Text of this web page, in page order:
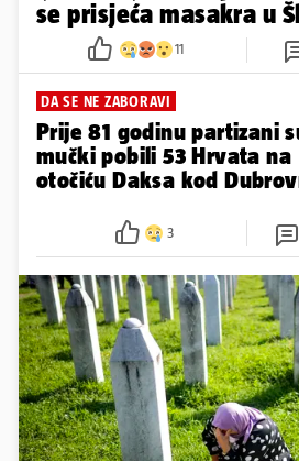
se prisjeća masakra u
11
DA SE NE ZABORAVI
Prije 81 godinu partizani
mučki pobili 53 Hrvata na
otočiću Daksa kod
3